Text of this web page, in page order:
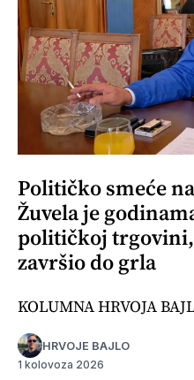
Političko smeće
Žuvela je
političkoj
završio do grla
KOLUMNA HRVOJA
HRVOJE BAJLO
1 kolovoza 2026